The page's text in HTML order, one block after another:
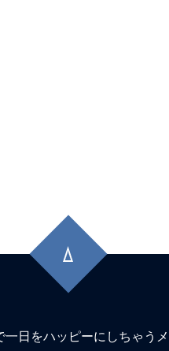
頭
に
一日をハッピーにしちゃう